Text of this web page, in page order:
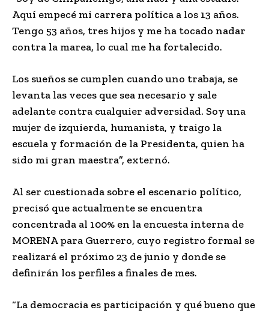
Aquí empecé mi carrera política a los 13 años.
Tengo 53 años, tres hijos y me ha tocado nadar
contra la marea, lo cual me ha fortalecido.
Los sueños se cumplen cuando uno trabaja, se
levanta las veces que sea necesario y sale
adelante contra cualquier adversidad. Soy una
mujer de izquierda, humanista, y traigo la
escuela y formación de la Presidenta, quien ha
sido mi gran maestra”, externó.
Al ser cuestionada sobre el escenario político,
precisó que actualmente se encuentra
concentrada al 100% en la encuesta interna de
MORENA para Guerrero, cuyo registro formal se
realizará el próximo 23 de junio y donde se
definirán los perfiles a finales de mes.
“La democracia es participación y qué bueno que